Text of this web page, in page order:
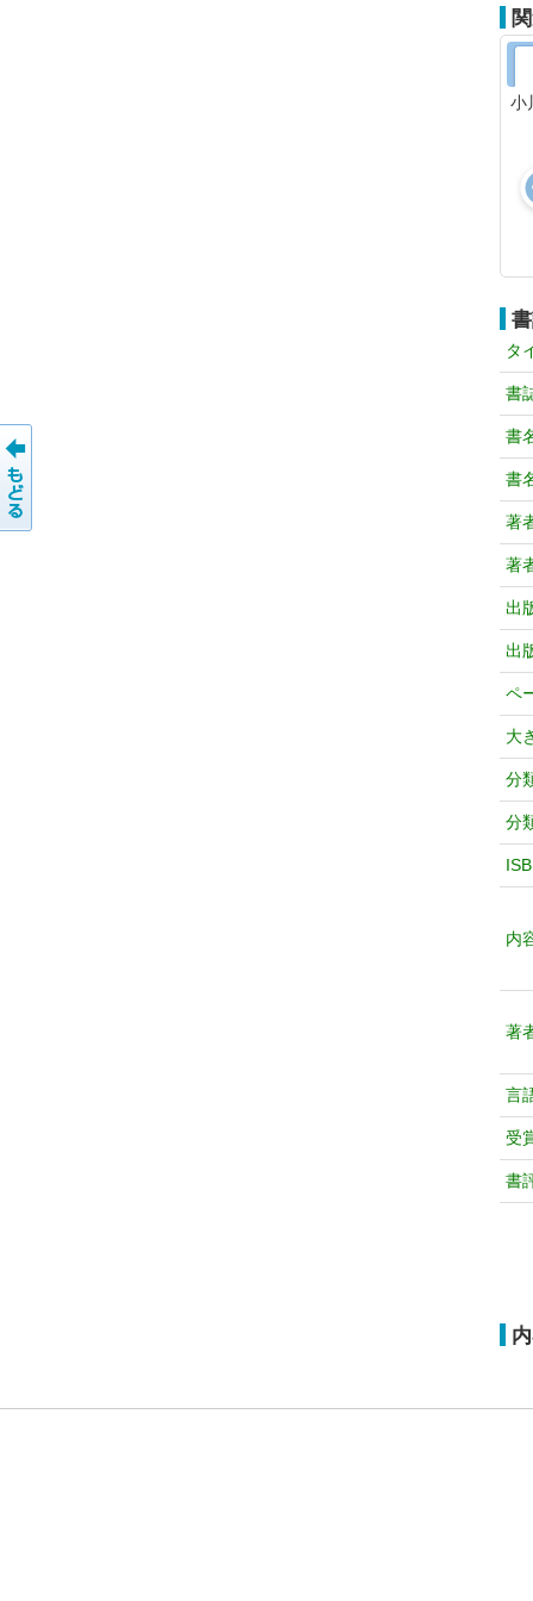
小
タ
書
書
書
著
著
出
出
ペ
大
分
分
内
著
言
受
書